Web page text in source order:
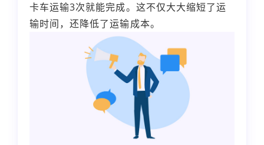
卡车运输3次就能完成。这不仅大大缩短了运
输时间，还降低了运输成本。